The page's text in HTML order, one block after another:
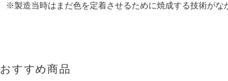
※製造当時はまだ色を定着させるために焼成する技術がな
おすすめ商品